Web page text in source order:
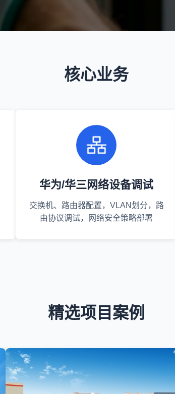
核心业务
华为/华三网络设备调试
交换机、路由器配置，VLAN划分，路
由协议调试，网络安全策略部署
精选项目案例